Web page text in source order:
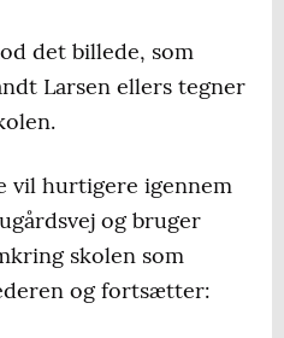
det billede, som
Larsen ellers tegner
vil hurtigere igennem
og bruger
skolen som
og fortsætter: